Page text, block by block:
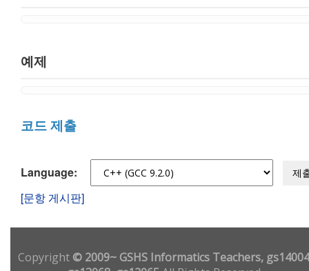
예제
코드 제출
Language: 제
[문항 게시판]
Copyright© 2009~ GSHS Informatics Teachers,